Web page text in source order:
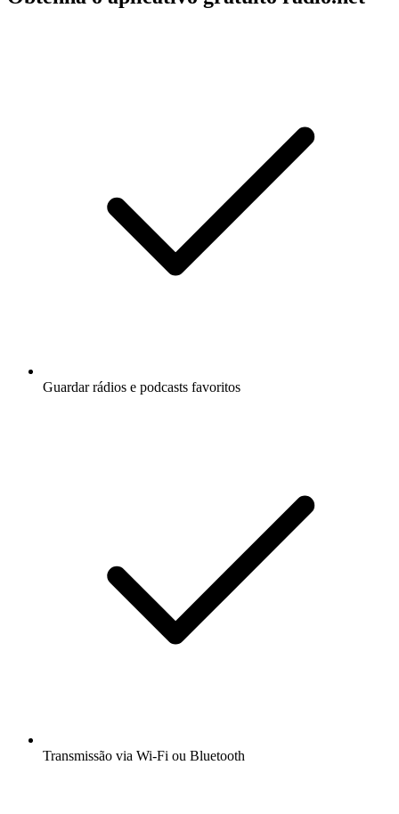
Guardar rádios e podcasts favoritos
Transmissão via Wi-Fi ou Bluetooth